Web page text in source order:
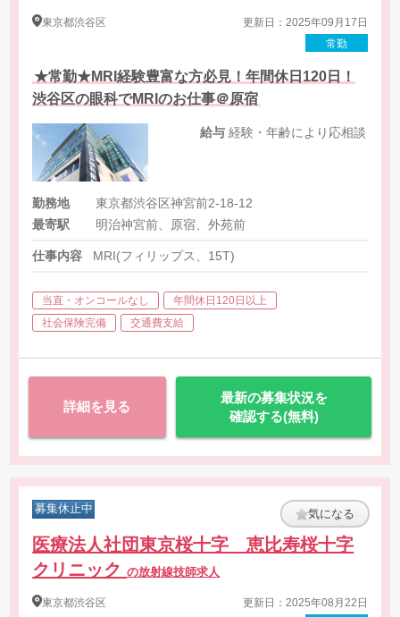
東京都渋谷区
更新日：2025年09月17日
常勤
★常勤★MRI経験豊富な方必見！年間休日120日！
渋谷区の眼科でMRIのお仕事＠原宿
給与 経験・年齢により応相談
勤務地
東京都渋谷区神宮前2-18-12
最寄駅
明治神宮前、原宿、外苑前
仕事内容 MRI(フィリップス、15T)
当直・オンコールなし
年間休日120日以上
社会保険完備
交通費支給
詳細を見る
最新の募集状況を
確認する(無料)
募集休止中 気になる
医療法人社団東京桜十字 恵比寿桜十字
クリニックの放射線技師求人
東京都渋谷区
更新日：2025年08月22日